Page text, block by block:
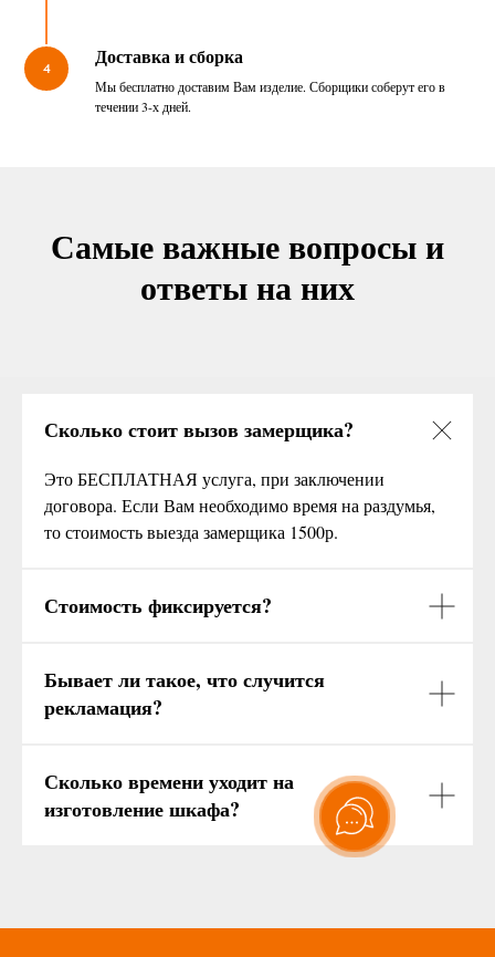
4 Доставка и сборка
Мы бесплатно доставим Вам изделие. Сборщики соберут его в
течении 3-х дней.
Самые важные вопросы и
ответы на них
Сколько стоит вызов замерщика?
Это БЕСПЛАТНАЯ услуга, при заключении
договора. Если Вам необходимо время на раздумья,
то стоимость выезда замерщика 1500р.
Стоимость фиксируется?
Бывает ли такое, что случится
рекламация?
Сколько времени уходит на
изготовление шкафа?